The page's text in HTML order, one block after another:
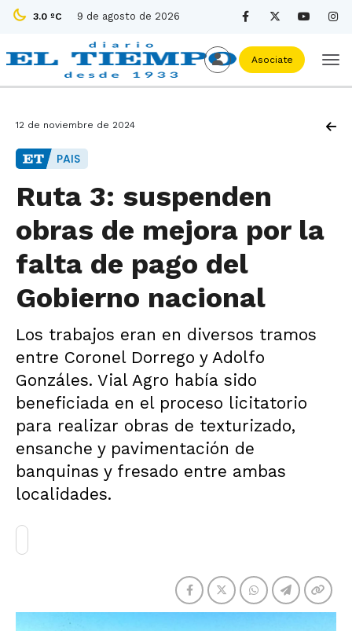
3.0 ºC 9 de agosto de 2026
Asociate
12 de noviembre de 2024
PAIS
Ruta 3: suspenden
obras de mejora por la
falta de pago del
Gobierno nacional
Los trabajos eran en diversos tramos
entre Coronel Dorrego y Adolfo
Gonzáles. Vial Agro había sido
beneficiada en el proceso licitatorio
para realizar obras de texturizado,
ensanche y pavimentación de
banquinas y fresado entre ambas
localidades.